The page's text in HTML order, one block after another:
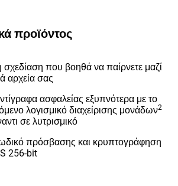
προϊόντος
σχεδίαση που βοηθά να παίρνετε μαζί
αρχεία σας
ασφαλείας εξυπνότερα με το
λογισμικό διαχείρισης μονάδων2
σε λυτρισμικό
πρόσβασης και κρυπτογράφηση
256-bit